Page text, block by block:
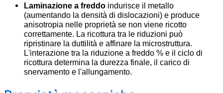
Laminazione a freddo indurisce il metallo
(aumentando la densità di dislocazioni) e produce
anisotropia nelle proprietà se non viene ricotto
correttamente. La ricottura tra le riduzioni può
ripristinare la duttilità e affinare la microstruttura.
L'interazione tra la riduzione a freddo % e il ciclo di
ricottura determina la durezza finale, il carico di
snervamento e l'allungamento.